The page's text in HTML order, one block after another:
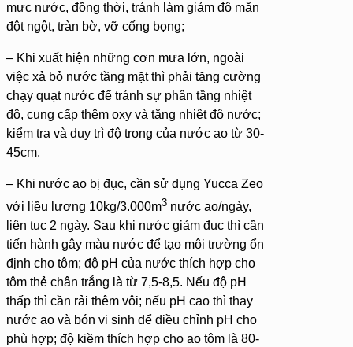
mực nước, đồng thời, tránh làm giảm độ mặn
đột ngột, tràn bờ, vỡ cống bọng;
– Khi xuất hiện những cơn mưa lớn, ngoài
việc xả bỏ nước tầng mặt thì phải tăng cường
chạy quạt nước để tránh sự phân tầng nhiệt
độ, cung cấp thêm oxy và tăng nhiệt độ nước;
kiểm tra và duy trì độ trong của nước ao từ 30-
45cm.
– Khi nước ao bị đục, cần sử dụng Yucca Zeo
với liều lượng 10kg/3.000m3 nước ao/ngày,
liên tục 2 ngày. Sau khi nước giảm đục thì cần
tiến hành gây màu nước để tạo môi trường ổn
định cho tôm; độ pH của nước thích hợp cho
tôm thẻ chân trắng là từ 7,5-8,5. Nếu độ pH
thấp thì cần rải thêm vôi; nếu pH cao thì thay
nước ao và bón vi sinh để điều chỉnh pH cho
phù hợp; độ kiềm thích hợp cho ao tôm là 80-